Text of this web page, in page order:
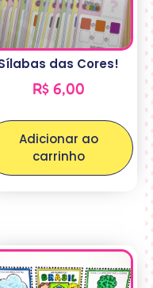
das Cores!
R$6,00
Adicionar ao
carrinho